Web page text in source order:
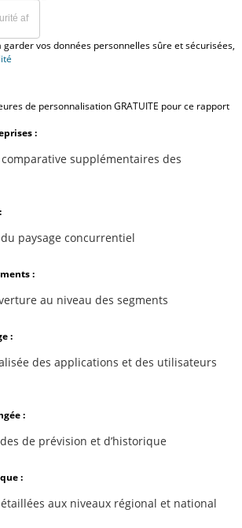
garder vos données personnelles sûre et sécurisées,
de personnalisation GRATUITE pour ce rapport
:
supplémentaires des
paysage concurrentiel
:
au niveau des segments
:
des applications et des utilisateurs
:
de prévision et d’historique
:
aux niveaux régional et national